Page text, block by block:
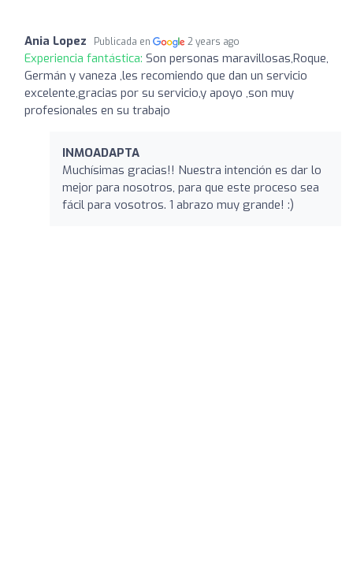
Ania Lopez Publicada en 2 years ago
Experiencia fantástica: Son personas maravillosas,Roque,
Germán y vaneza ,les recomiendo que dan un servicio
excelente,gracias por su servicio,y apoyo ,son muy
profesionales en su trabajo
INMOADAPTA
Muchísimas gracias!! Nuestra intención es dar lo
mejor para nosotros, para que este proceso sea
fácil para vosotros. 1 abrazo muy grande! :)